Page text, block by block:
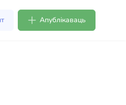
Апублікаваць